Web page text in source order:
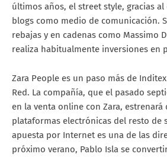
últimos años, el street style, gracias
blogs como medio de comunicación.
rebajas y en cadenas como Massimo
realiza habitualmente inversiones en
Zara People es un paso más de
Red. La compañía, que el pasado
en la venta online con Zara, estrenará
plataformas electrónicas del resto de
apuesta por Internet es una de las
próximo verano, Pablo Isla se